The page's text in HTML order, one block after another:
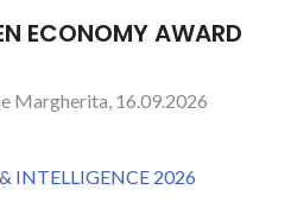
ECONOMY AWARD
Margherita, 16.09.2026